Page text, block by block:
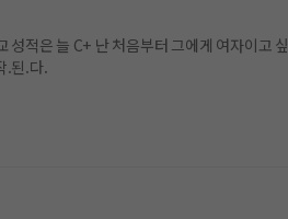
적은 늘 C+ 난 처음부터 그에게 여자이고
.작.된.다.